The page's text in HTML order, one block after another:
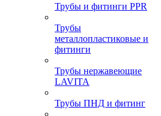
Трубы и фитинги PPR
Трубы
металлопластиковые и
фитинги
Трубы нержавеющие
LAVITA
Трубы ПНД и фитинг